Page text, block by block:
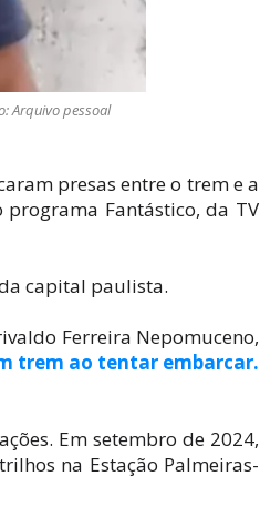
Arquivo pessoal
presas entre o trem e a
Fantástico, da TV
capital paulista.
Ferreira Nepomuceno,
trem ao tentar embarcar.
Em setembro de 2024,
na Estação Palmeiras-